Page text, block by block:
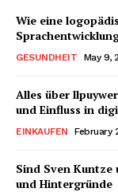
Wie eine
GESUNDHEIT May 9,
Alles über
und Einfluss in
EINKAUFEN February
Sind Sven
und Hintergründe